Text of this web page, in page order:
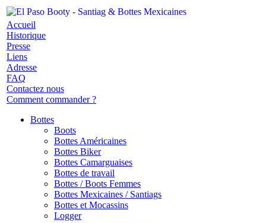
Accueil
Historique
Presse
Liens
Adresse
FAQ
Contactez nous
Comment commander ?
Bottes
Boots
Bottes Américaines
Bottes Biker
Bottes Camarguaises
Bottes de travail
Bottes / Boots Femmes
Bottes Mexicaines / Santiags
Bottes et Mocassins
Logger